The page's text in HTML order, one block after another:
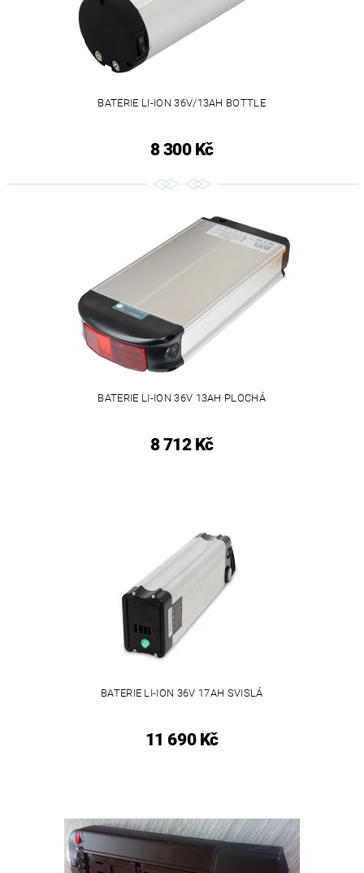
BATERIE LI-ION 36V/13AH BOTTLE
8 300 Kč
BATERIE LI-ION 36V 13AH PLOCHÁ
8 712 Kč
BATERIE LI-ION 36V 17AH SVISLÁ
11 690 Kč